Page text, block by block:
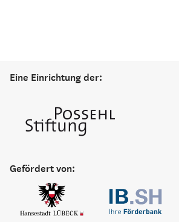
Eine Einrichtung der:
Gefördert von: